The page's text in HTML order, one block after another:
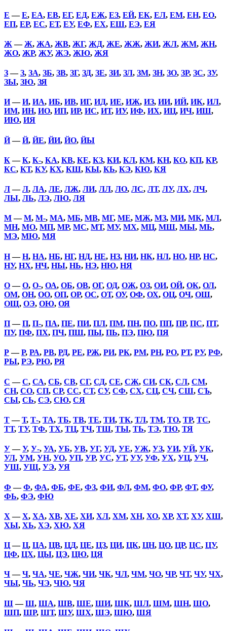
Е —Е, ЕА, ЕВ, ЕГ, ЕД, ЕЖ, ЕЗ, ЕЙ, ЕК, ЕЛ, ЕМ, ЕН, ЕО,
ЕП, ЕР, ЕС, ЕТ, ЕУ, ЕФ, ЕХ, ЕШ, ЕЭ, ЕЯ
Ж —Ж, ЖА, ЖВ, ЖГ, ЖД, ЖЕ, ЖЖ, ЖИ, ЖЛ, ЖМ, ЖН,
ЖО, ЖР, ЖУ, ЖЭ, ЖЮ, ЖЯ
З—З, ЗА, ЗБ, ЗВ, ЗГ, ЗД, ЗЕ, ЗИ, ЗЛ, ЗМ, ЗН, ЗО, ЗР, ЗС, ЗУ,
ЗЫ, ЗЮ, ЗЯ
И—И, ИА, ИБ, ИВ, ИГ, ИД, ИЕ, ИЖ, ИЗ, ИИ, ИЙ, ИК, ИЛ,
ИМ, ИН, ИО, ИП, ИР, ИС, ИТ, ИУ, ИФ, ИХ, ИЦ, ИЧ, ИШ,
ИЮ, ИЯ
Й—Й, ЙЕ, ЙИ, ЙО, ЙЫ
К—К, К-, КА, КВ, КЕ, КЗ, КИ, КЛ, КМ, КН, КО, КП, КР,
КС, КТ, КУ, КХ, КШ, КЫ, КЬ, КЭ, КЮ, КЯ
Л—Л, ЛА, ЛЕ, ЛЖ, ЛИ, ЛЛ, ЛО, ЛС, ЛТ, ЛУ, ЛХ, ЛЧ,
ЛЫ, ЛЬ, ЛЭ, ЛЮ, ЛЯ
М—М, М-, МА, МБ, МВ, МГ, МЕ, МЖ, МЗ, МИ, МК, МЛ,
МН, МО, МП, МР, МС, МТ, МУ, МХ, МЦ, МШ, МЫ, МЬ,
МЭ, МЮ, МЯ
Н—Н, НА, НБ, НГ, НД, НЕ, НЗ, НИ, НК, НЛ, НО, НР, НС,
НУ, НХ, НЧ, НЫ, НЬ, НЭ, НЮ, НЯ
О—О, О-, ОА, ОБ, ОВ, ОГ, ОД, ОЖ, ОЗ, ОИ, ОЙ, ОК, ОЛ,
ОМ, ОН, ОО, ОП, ОР, ОС, ОТ, ОУ, ОФ, ОХ, ОЦ, ОЧ, ОШ,
ОЩ, ОЭ, ОЮ, ОЯ
П—П, П-, ПА, ПЕ, ПИ, ПЛ, ПМ, ПН, ПО, ПП, ПР, ПС, ПТ,
ПУ, ПФ, ПХ, ПЧ, ПШ, ПЫ, ПЬ, ПЭ, ПЮ, ПЯ
Р—Р, РА, РВ, РД, РЕ, РЖ, РИ, РК, РМ, РН, РО, РТ, РУ, РФ,
РЫ, РЭ, РЮ, РЯ
С —С, СА, СБ, СВ, СГ, СД, СЕ, СЖ, СИ, СК, СЛ, СМ,
СН, СО, СП, СР, СС, СТ, СУ, СФ, СХ, СЦ, СЧ, СШ, СЪ,
СЫ, СЬ, СЭ, СЮ, СЯ
Т—Т, Т-, ТА, ТБ, ТВ, ТЕ, ТИ, ТК, ТЛ, ТМ, ТО, ТР, ТС,
ТТ, ТУ, ТФ, ТХ, ТЦ, ТЧ, ТШ, ТЫ, ТЬ, ТЭ, ТЮ, ТЯ
У—У, У-, УА, УБ, УВ, УГ, УД, УЕ, УЖ, УЗ, УИ, УЙ, УК,
УЛ, УМ, УН, УО, УП, УР, УС, УТ, УУ, УФ, УХ, УЦ, УЧ,
УШ, УЩ, УЭ, УЯ
Ф —Ф, ФА, ФБ, ФЕ, ФЗ, ФИ, ФЛ, ФМ, ФО, ФР, ФТ, ФУ,
ФЬ, ФЭ, ФЮ
Х —Х, ХА, ХВ, ХЕ, ХИ, ХЛ, ХМ, ХН, ХО, ХР, ХТ, ХУ, ХШ,
ХЫ, ХЬ, ХЭ, ХЮ, ХЯ
Ц—Ц, ЦА, ЦВ, ЦД, ЦЕ, ЦЗ, ЦИ, ЦК, ЦН, ЦО, ЦР, ЦС, ЦУ,
ЦФ, ЦХ, ЦЫ, ЦЭ, ЦЮ, ЦЯ
Ч—Ч, ЧА, ЧЕ, ЧЖ, ЧИ, ЧК, ЧЛ, ЧМ, ЧО, ЧР, ЧТ, ЧУ, ЧХ,
ЧЫ, ЧЬ, ЧЭ, ЧЮ, ЧЯ
Ш—Ш, ША, ШВ, ШЕ, ШИ, ШК, ШЛ, ШМ, ШН, ШО,
ШП, ШР, ШТ, ШУ, ШХ, ШЭ, ШЮ, ШЯ